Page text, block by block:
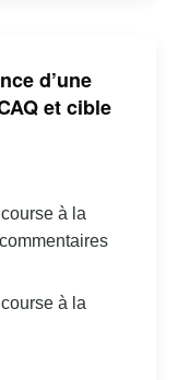
d’une
et cible
à la
à la